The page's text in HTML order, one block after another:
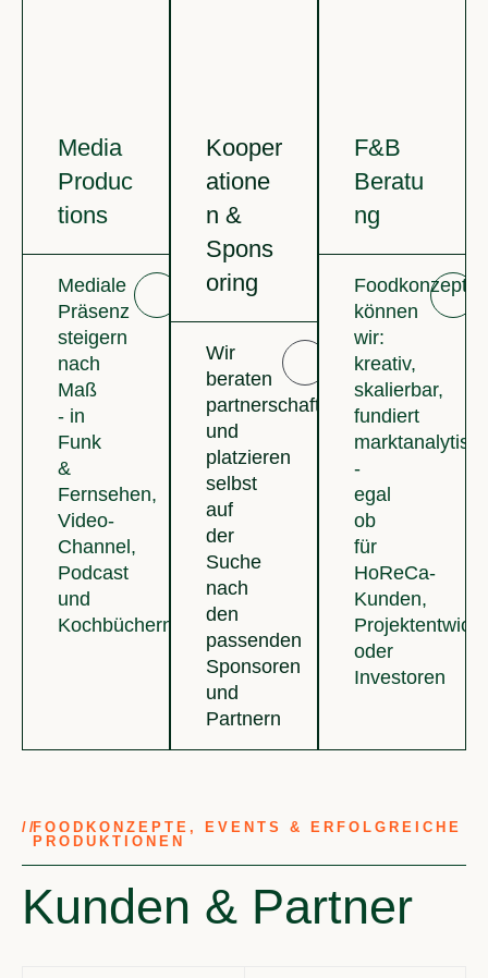
Media
Produc
tions
Mediale
Präsenz
steigern
nach
Maß
- in
Funk
&
Fernsehen,
Video-
Channel,
Podcast
und
Kochbüchern
Kooper
atione
n &
Spons
oring
Wir
beraten
partnerschaftliche
und
platzieren
selbst
auf
der
Suche
nach
den
passenden
Sponsoren
und
Partnern
F&B
Beratu
ng
Foodkonzepte
können
wir:
kreativ,
skalierbar,
fundiert
-
egal
ob
für
HoReCa-
Kunden,
oder
Investoren
//FOODKONZEPTE, EVENTS & ERFOLGREICHE
PRODUKTIONEN
Kunden & Partner